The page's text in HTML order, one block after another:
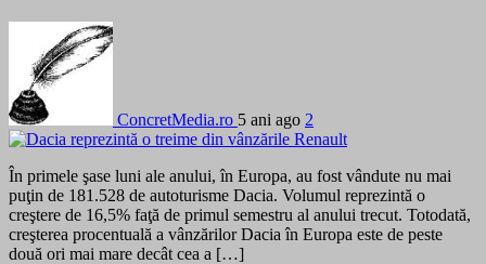
ConcretMedia.ro 5 ani ago 2
În primele şase luni ale anului, în Europa, au fost vândute nu mai
puţin de 181.528 de autoturisme Dacia. Volumul reprezintă o
creştere de 16,5% faţă de primul semestru al anului trecut. Totodată,
creşterea procentuală a vânzărilor Dacia în Europa este de peste
două ori mai mare decât cea a […]